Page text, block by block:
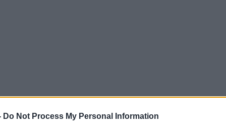
Do Not Process My Personal Information